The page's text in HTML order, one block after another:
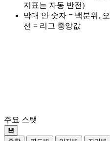
지표는 자동 반전)
막대 안 숫자 = 백분위,
선 = 리그 중앙값
주요 스탯
💾